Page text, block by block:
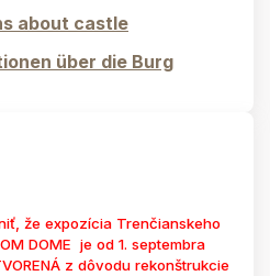
about castle
über die Burg
že expozícia Trenčianskeho
DOME je od 1. septembra
z dôvodu rekonštrukcie